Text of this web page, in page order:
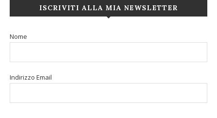
ISCRIVITI ALLA MIA NEWSLETTER
Nome
Indirizzo Email